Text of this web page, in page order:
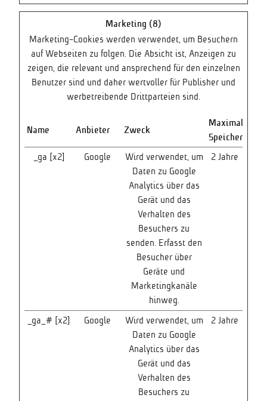
Marketing (8)
Marketing-Cookies werden verwendet, um Besuchern
auf Webseiten zu folgen. Die Absicht ist, Anzeigen zu
zeigen, die relevant und ansprechend für den einzelnen
Benutzer sind und daher wertvoller für Publisher und
werbetreibende Drittparteien sind.
Name Anbieter Zweck
Maximale
Speicherdauer
_ga [x2] Google
Wird verwendet, um
Daten zu Google
Analytics über das
Gerät und das
Verhalten des
Besuchers zu
senden. Erfasst den
Besucher über
Geräte und
Marketingkanäle
hinweg.
2 Jahre
_ga_# [x2] Google
Wird verwendet, um
Daten zu Google
Analytics über das
Gerät und das
Verhalten des
Besuchers zu
2 Jahre